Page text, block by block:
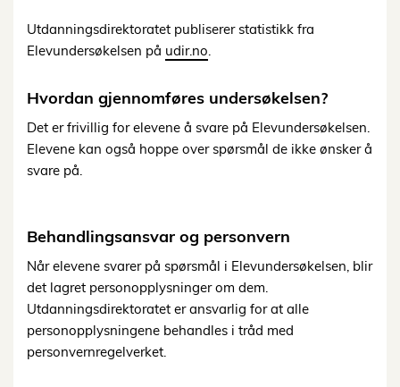
Utdanningsdirektoratet publiserer statistikk fra
Elevundersøkelsen på udir.no.
Hvordan gjennomføres undersøkelsen?
Det er frivillig for elevene å svare på Elevundersøkelsen.
Elevene kan også hoppe over spørsmål de ikke ønsker å
svare på.
Behandlingsansvar og personvern
Når elevene svarer på spørsmål i Elevundersøkelsen, blir
det lagret personopplysninger om dem.
Utdanningsdirektoratet er ansvarlig for at alle
personopplysningene behandles i tråd med
personvernregelverket.